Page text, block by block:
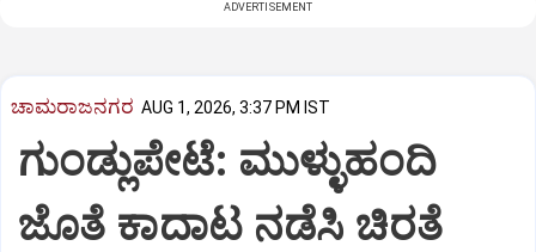
ADVERTISEMENT
ಚಾಮರಾಜನಗರ AUG 1, 2026, 3:37 PM IST
ಗುಂಡ್ಲುಪೇಟೆ: ಮುಳ್ಳುಹಂದಿ
ಜೊತೆ ಕಾದಾಟ ನಡೆಸಿ ಚಿರತೆ